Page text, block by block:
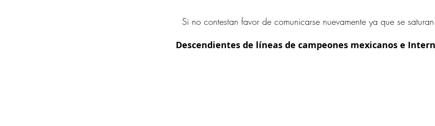
Si no contestan favor de comunicarse nuevamente ya que se
Descendientes de líneas de campeones mexicanos e